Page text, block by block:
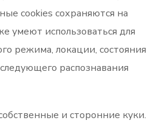
cookies сохраняются на
умеют использоваться для
режима, локации, состояния
распознавания
и сторонние куки.